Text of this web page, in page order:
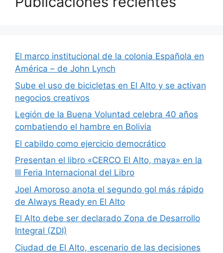
El marco institucional de la colonia Española en
América – de John Lynch
Sube el uso de bicicletas en El Alto y se activan
negocios creativos
Legión de la Buena Voluntad celebra 40 años
combatiendo el hambre en Bolivia
El cabildo como ejercicio democrático
Presentan el libro «CERCO El Alto, maya» en la
III Feria Internacional del Libro
Joel Amoroso anota el segundo gol más rápido
de Always Ready en El Alto
El Alto debe ser declarado Zona de Desarrollo
Integral (ZDI)
Ciudad de El Alto, escenario de las decisiones